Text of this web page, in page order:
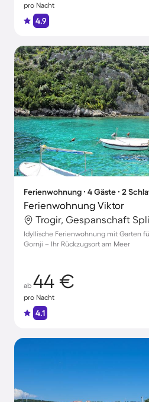
pro Nacht
4.9
Ferienwohnung ∙ 4 Gäste ∙ 2
Ferienwohnung Viktor
Idyllische Ferienwohnung mit Garten
Gornji – Ihr Rückzugsort am Meer
ab 44 €
pro Nacht
4.1